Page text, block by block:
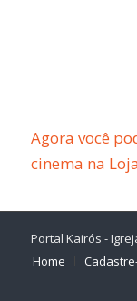
Agora você
cinema na
Portal Kairós -
Home